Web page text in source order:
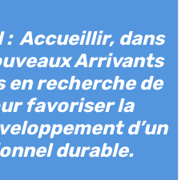
: Accueillir, dans
Arrivants
en recherche de
favoriser la
d’un
durable.